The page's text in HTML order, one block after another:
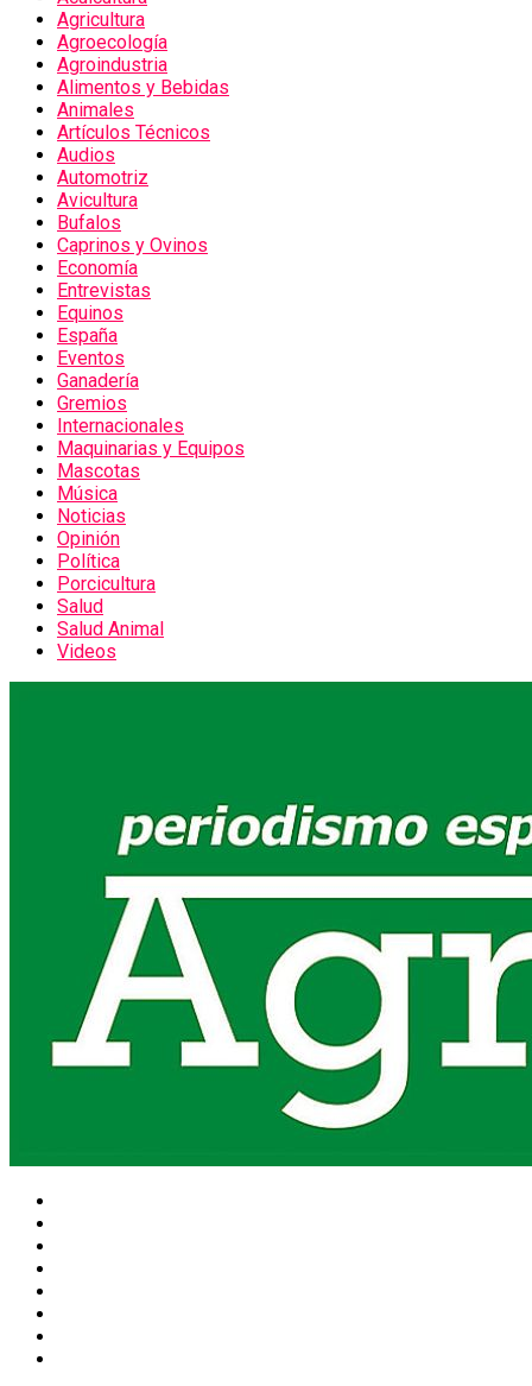
Agricultura
Agroecología
Agroindustria
Alimentos y Bebidas
Animales
Artículos Técnicos
Audios
Automotriz
Avicultura
Bufalos
Caprinos y Ovinos
Economía
Entrevistas
Equinos
España
Eventos
Ganadería
Gremios
Internacionales
Maquinarias y Equipos
Mascotas
Música
Noticias
Opinión
Política
Porcicultura
Salud
Salud Animal
Videos